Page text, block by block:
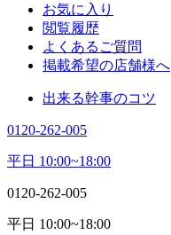
お気に入り
閲覧履歴
よくあるご質問
掲載希望の店舗様へ
出来る幹事のコツ
0120-262-005
平日 10:00~18:00
0120-262-005
平日 10:00~18:00